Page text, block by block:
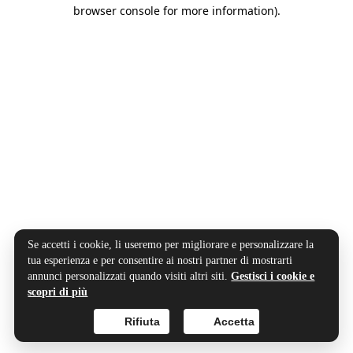
browser console for more information).
Se accetti i cookie, li useremo per migliorare e personalizzare la
tua esperienza e per consentire ai nostri partner di mostrarti
annunci personalizzati quando visiti altri siti.Gestisci i cookie e
scopri di più
Accetta
Rifiuta